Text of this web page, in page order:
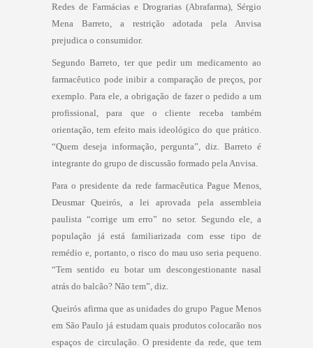
Redes de Farmácias e Drograrias (Abrafarma), Sérgio
Mena Barreto, a restrição adotada pela Anvisa
prejudica o consumidor.
Segundo Barreto, ter que pedir um medicamento ao
farmacêutico pode inibir a comparação de preços, por
exemplo. Para ele, a obrigação de fazer o pedido a um
profissional, para que o cliente receba também
orientação, tem efeito mais ideológico do que prático.
“Quem deseja informação, pergunta”, diz. Barreto é
integrante do grupo de discussão formado pela Anvisa.
Para o presidente da rede farmacêutica Pague Menos,
Deusmar Queirós, a lei aprovada pela assembleia
paulista “corrige um erro” no setor. Segundo ele, a
população já está familiarizada com esse tipo de
remédio e, portanto, o risco do mau uso seria pequeno.
“Tem sentido eu botar um descongestionante nasal
atrás do balcão? Não tem”, diz.
Queirós afirma que as unidades do grupo Pague Menos
em São Paulo já estudam quais produtos colocarão nos
espaços de circulação. O presidente da rede, que tem